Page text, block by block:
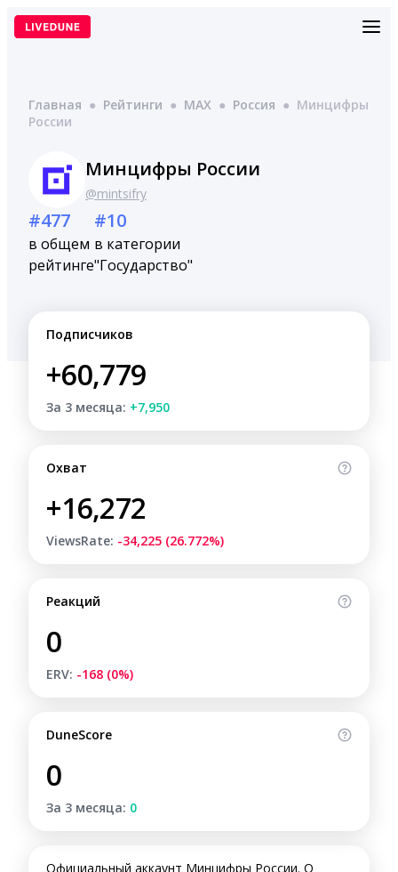
Перейти
Главная ● Рейтинги ● MAX ● Россия ● Минцифры
России
Минцифры России
@mintsifry
#477
в общем
рейтинге
#10
в категории
"Государство"
Подписчиков
+60,779
За 3 месяца: +7,950
Охват
+16,272
ViewsRate: -34,225 (26.772%)
Реакций
0
ERV: -168 (0%)
DuneScore
0
За 3 месяца: 0
Официальный аккаунт Минцифры России. О